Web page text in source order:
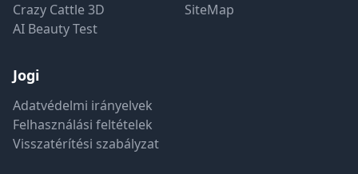
Crazy Cattle 3D
AI Beauty Test
SiteMap
Jogi
Adatvédelmi irányelvek
Felhasználási feltételek
Visszatérítési szabályzat